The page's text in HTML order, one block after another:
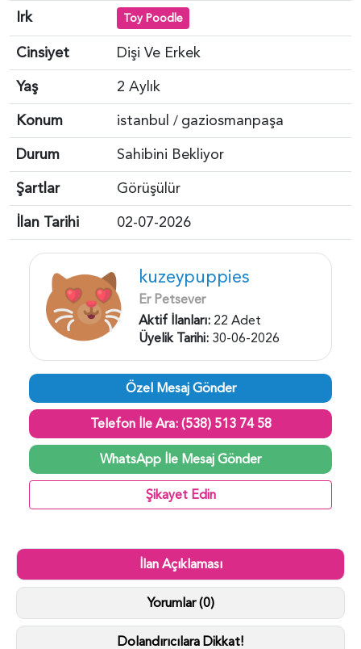
Irk
Toy Poodle
Cinsiyet
Dişi Ve Erkek
Yaş
2 Aylık
Konum
istanbul / gaziosmanpaşa
Durum
Sahibini Bekliyor
Şartlar
Görüşülür
İlan Tarihi
02-07-2026
kuzeypuppies
Er Petsever
Aktif İlanları: 22 Adet
Üyelik Tarihi: 30-06-2026
Özel Mesaj Gönder
Telefon İle Ara: (538) 513 74 58
WhatsApp İle Mesaj Gönder
Şikayet Edin
İlan Açıklaması
Yorumlar (0)
Dolandırıcılara Dikkat!